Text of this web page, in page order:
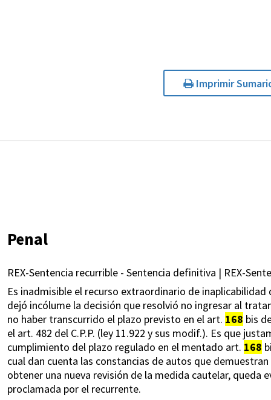
Imprimir
Penal
REX-Sentencia recurrible - Sentencia definitiva | REX-
Es inadmisible el recurso extraordinario de
dejó incólume la decisión que resolvió no ingresar al
no haber transcurrido el plazo previsto en el art. 168 bis
el art. 482 del C.P.P. (ley 11.922 y sus modif.). Es que
cumplimiento del plazo regulado en el mentado art. 168
cual dan cuenta las constancias de autos que
obtener una nueva revisión de la medida cautelar, queda
proclamada por el recurrente.